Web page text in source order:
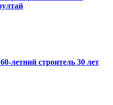
летний строитель 30 лет